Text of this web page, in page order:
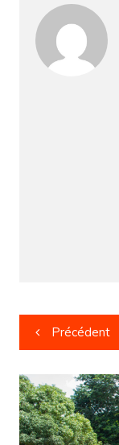
b
o
o
Navigation
de
l’article
Précédent